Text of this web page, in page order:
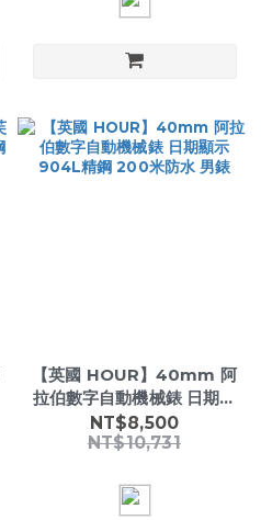
【英國 HOUR】40mm 阿
拉伯數字自動機械錶 日期顯
示 904L精鋼 200米防水 男
錶
NT$8,500
NT$10,731